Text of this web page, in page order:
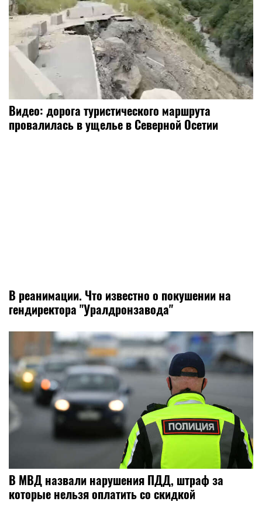
Видео: дорога туристического маршрута
провалилась в ущелье в Северной Осетии
В реанимации. Что известно о покушении на
гендиректора "Уралдронзавода"
В МВД назвали нарушения ПДД, штраф за
которые нельзя оплатить со скидкой